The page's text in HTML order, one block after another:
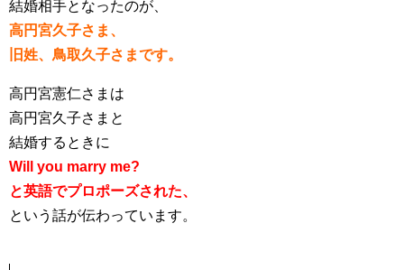
結婚相手となったのが、
高円宮久子さま、
旧姓、鳥取久子さまです。
高円宮憲仁さまは
高円宮久子さまと
結婚するときに
Will you marry me?
と英語でプロポーズされた、
という話が伝わっています。